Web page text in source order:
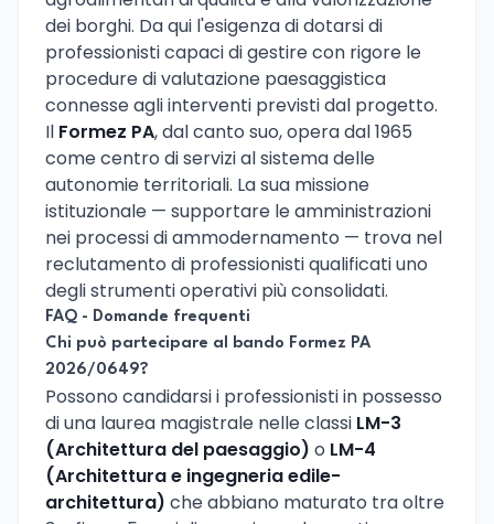
dei borghi. Da qui l'esigenza di dotarsi di
professionisti capaci di gestire con rigore le
procedure di valutazione paesaggistica
connesse agli interventi previsti dal progetto.
Il Formez PA, dal canto suo, opera dal 1965
come centro di servizi al sistema delle
autonomie territoriali. La sua missione
istituzionale — supportare le amministrazioni
nei processi di ammodernamento — trova nel
reclutamento di professionisti qualificati uno
degli strumenti operativi più consolidati.
FAQ - Domande frequenti
Chi può partecipare al bando Formez PA
2026/0649?
Possono candidarsi i professionisti in possesso
di una laurea magistrale nelle classi LM-3
(Architettura del paesaggio) o LM-4
(Architettura e ingegneria edile-
architettura) che abbiano maturato tra oltre